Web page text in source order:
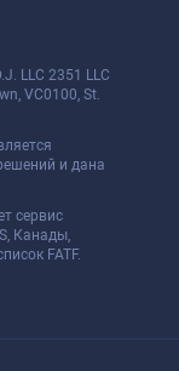
LLC 2351 LLC
VC0100, St.
и дана
сервис
Канады,
FATF.